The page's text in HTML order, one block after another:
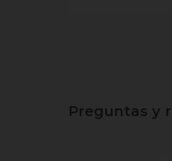
Preguntas y